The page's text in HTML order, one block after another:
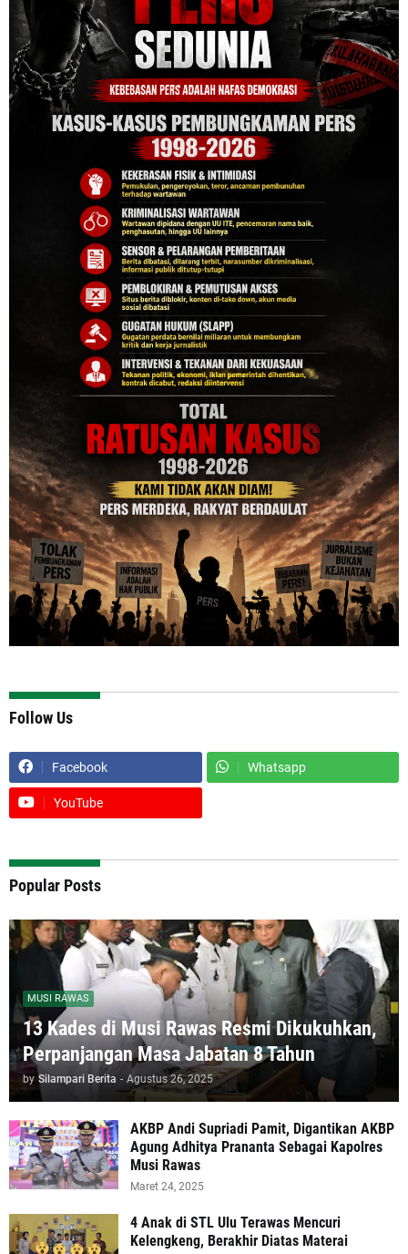
Follow Us
Facebook Whatsapp
YouTube
Popular Posts
MUSI RAWAS
13 Kades di Musi Rawas Resmi Dikukuhkan,
Perpanjangan Masa Jabatan 8 Tahun
by Silampari Berita - Agustus 26, 2025
AKBP Andi Supriadi Pamit, Digantikan AKBP
Agung Adhitya Prananta Sebagai Kapolres
Musi Rawas
Maret 24, 2025
4 Anak di STL Ulu Terawas Mencuri
Kelengkeng, Berakhir Diatas Materai